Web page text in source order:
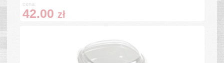
cena:
42.00 zł